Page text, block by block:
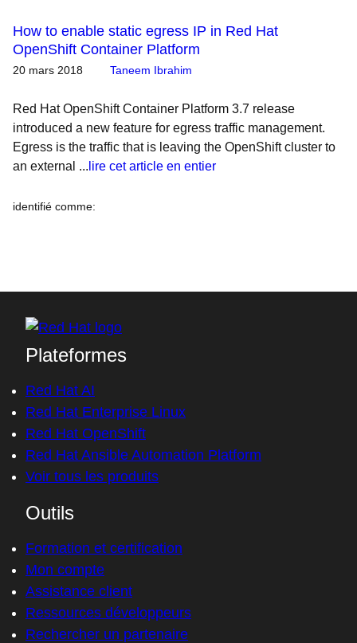
How to enable static egress IP in Red Hat
OpenShift Container Platform
20 mars 2018 Taneem Ibrahim
Red Hat OpenShift Container Platform 3.7 release
introduced a new feature for egress traffic management.
Egress is the traffic that is leaving the OpenShift cluster to
an external ... lire cet article en entier
identifié comme:
Plateformes
Red Hat AI
Red Hat Enterprise Linux
Red Hat OpenShift
Red Hat Ansible Automation Platform
Voir tous les produits
Outils
Formation et certification
Mon compte
Assistance client
Ressources développeurs
Rechercher un partenaire